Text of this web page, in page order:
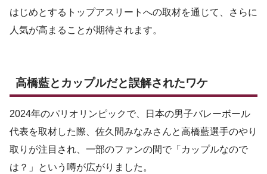
はじめとするトップアスリートへの取材を通じて、さらに
人気が高まることが期待されます。
高橋藍とカップルだと誤解されたワケ
2024年のパリオリンピックで、日本の男子バレーボール
代表を取材した際、佐久間みなみさんと高橋藍選手のやり
取りが注目され、一部のファンの間で「カップルなので
は？」という噂が広がりました。